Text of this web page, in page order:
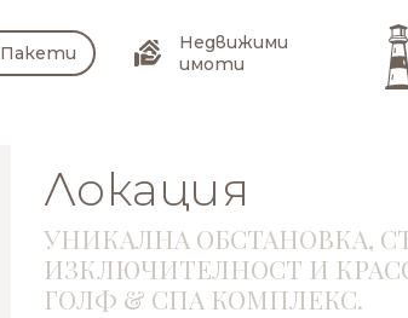
Пакети
Недвижими
имоти
Локация
УНИКАЛНА ОБСТАНОВКА,
ИЗКЛЮЧИТЕЛНОСТ И
ГОЛФ & СПА КОМПЛЕКС.